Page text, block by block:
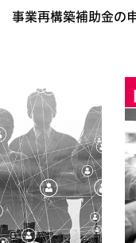
事業再構築補助金の